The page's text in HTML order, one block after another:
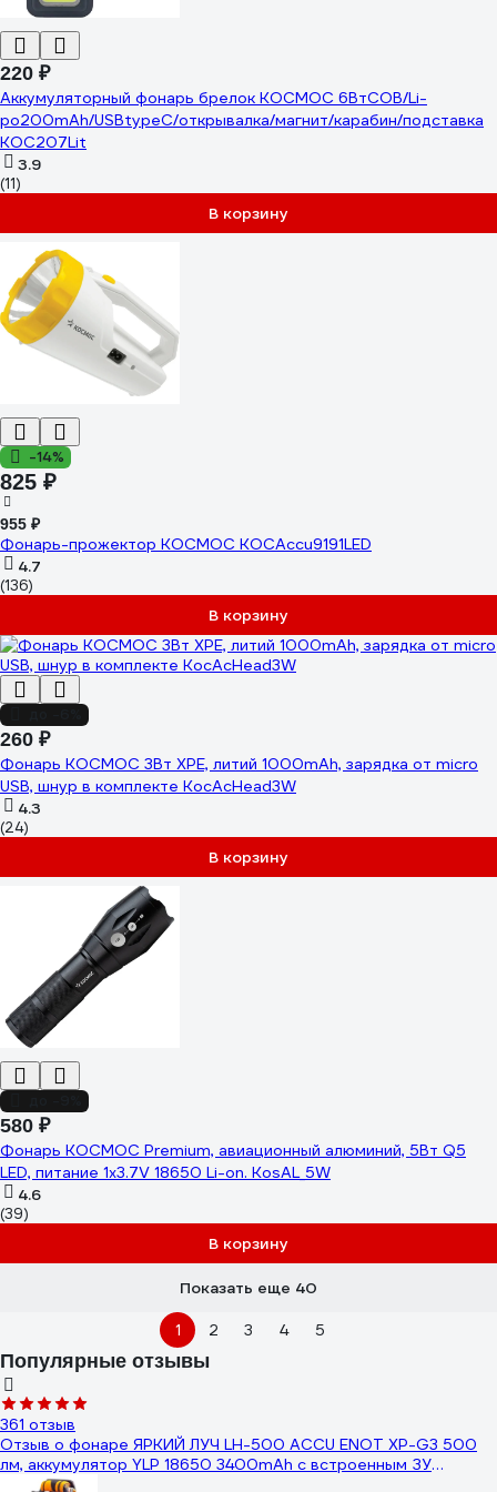
220 ₽
Аккумуляторный фонарь брелок КОСМОС 6ВтCOB/Li-
po200mAh/USBtypeC/открывалка/магнит/карабин/подставка
KOC207Lit
3.9
(11)
В корзину
-14%
825 ₽
955 ₽
Фонарь-прожектор КОСМОС KOCAccu9191LED
4.7
(136)
В корзину
260 ₽
Фонарь КОСМОС 3Вт ХРЕ, литий 1000mAh, зарядка от micro
USB, шнур в комплекте KocAcHead3W
4.3
(24)
В корзину
580 ₽
Фонарь КОСМОС Premium, авиационный алюминий, 5Вт Q5
LED, питание 1х3.7V 18650 Li-on. KosAL_5W
4.6
(39)
В корзину
Показать еще 40
1 2 3 4 5
Популярные отзывы
361 отзыв
Отзыв о фонаре ЯРКИЙ ЛУЧ LH-500 ACCU ENOT XP-G3 500
лм, аккумулятор YLP 18650 3400mAh с встроенным ЗУ
4606400105916